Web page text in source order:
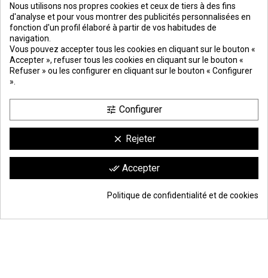
Ajouter au panier *17,08 €
PREMIOS
DE PAGO
SEGURO
clic aquí para mostrar el certificado
Nous utilisons nos propres cookies et ceux de tiers à des fins
d'analyse et pour vous montrer des publicités personnalisées en
fonction d'un profil élaboré à partir de vos habitudes de
navigation.
Vous pouvez accepter tous les cookies en cliquant sur le bouton «
Accepter », refuser tous les cookies en cliquant sur le bouton «
Refuser » ou les configurer en cliquant sur le bouton « Configurer
».
tune Configurer
clear Rejeter
done_all Accepter
Politique de confidentialité et de cookies